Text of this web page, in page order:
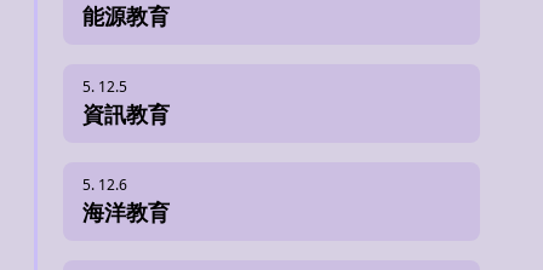
能源教育
資訊教育
海洋教育